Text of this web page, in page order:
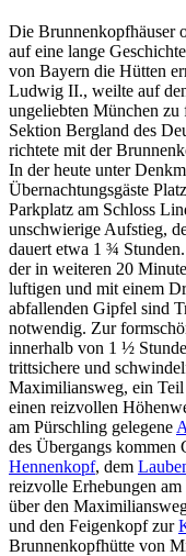
Die Brunnenkopfhäuser
auf eine lange
von Bayern die Hütten
Ludwig II., weilte auf
ungeliebten München zu
Sektion Bergland des
richtete mit der
In der heute unter
Übernachtungsgäste
Parkplatz am Schloss
unschwierige Aufstieg,
dauert etwa 1 ¾
der in weiteren 20
luftigen und mit einem
abfallenden Gipfel sind
notwendig. Zur
innerhalb von 1 ½
trittsichere und
Maximiliansweg, ein Teil
einen reizvollen
am Pürschling gelegene
des Übergangs kommen
Hennenkopf, dem
reizvolle Erhebungen
über den
und den Feigenkopf zur
Brunnenkopfhütte von